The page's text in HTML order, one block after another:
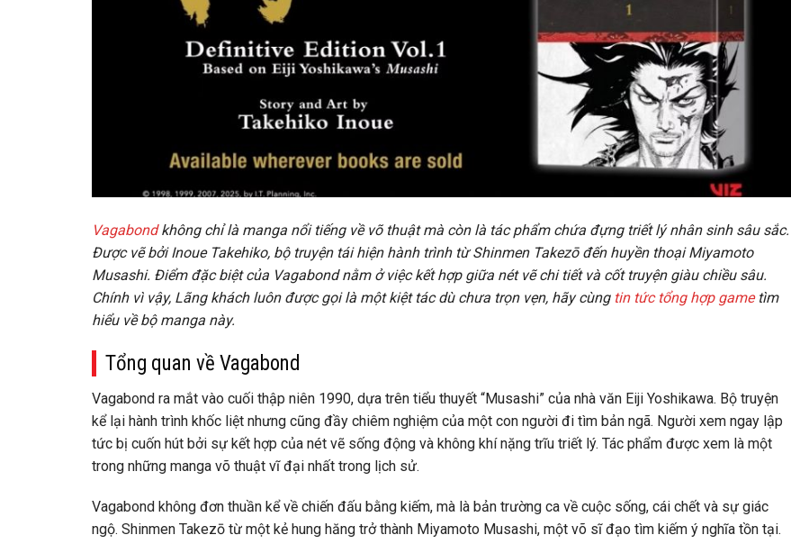
Vagabondkhông chỉ là manga nổi tiếng về võ thuật mà còn là tác phẩm chứa đựng triết lý nhân sinh sâu sắc.
Được vẽ bởi Inoue Takehiko, bộ truyện tái hiện hành trình từ Shinmen Takezō đến huyền thoại Miyamoto
Musashi. Điểm đặc biệt của Vagabond nằm ở việc kết hợp giữa nét vẽ chi tiết và cốt truyện giàu chiều sâu.
Chính vì vậy, Lãng khách luôn được gọi là một kiệt tác dù chưa trọn vẹn, hãy cùng tin tức tổng hợp gametìm
hiểu về bộ manga này.
Tổng quan về Vagabond
Vagabond ra mắt vào cuối thập niên 1990, dựa trên tiểu thuyết “Musashi” của nhà văn Eiji Yoshikawa. Bộ truyện
kể lại hành trình khốc liệt nhưng cũng đầy chiêm nghiệm của một con người đi tìm bản ngã. Người xem ngay lập
tức bị cuốn hút bởi sự kết hợp của nét vẽ sống động và không khí nặng trĩu triết lý. Tác phẩm được xem là một
trong những manga võ thuật vĩ đại nhất trong lịch sử.
Vagabond không đơn thuần kể về chiến đấu bằng kiếm, mà là bản trường ca về cuộc sống, cái chết và sự giác
ngộ. Shinmen Takezō từ một kẻ hung hăng trở thành Miyamoto Musashi, một võ sĩ đạo tìm kiếm ý nghĩa tồn tại.